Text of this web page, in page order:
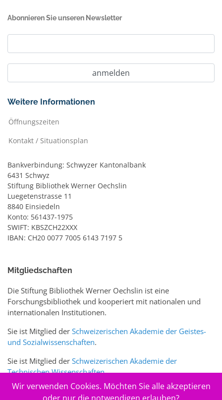
Abonnieren Sie unseren Newsletter
Weitere Informationen
Öffnungszeiten
Kontakt / Situationsplan
Bankverbindung: Schwyzer Kantonalbank
6431 Schwyz
Stiftung Bibliothek Werner Oechslin
Luegetenstrasse 11
8840 Einsiedeln
Konto: 561437-1975
SWIFT: KBSZCH22XXX
IBAN: CH20 0077 7005 6143 7197 5
Mitgliedschaften
Die Stiftung Bibliothek Werner Oechslin ist eine
Forschungsbibliothek und kooperiert mit nationalen und
internationalen Institutionen.
Sie ist Mitglied der Schweizerischen Akademie der Geistes-
und Sozialwissenschaften.
Sie ist Mitglied der Schweizerischen Akademie der
Technischen Wissenschaften.
Sie ist zudem Mitglied des Schweizer Portalswww.sciences-
Wir verwenden Cookies. Möchten Sie alle akzeptieren